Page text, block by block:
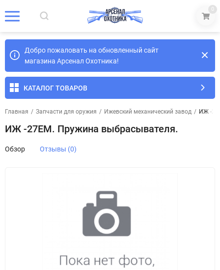
0
Добро пожаловать на обновленный сайт
магазина Арсенал Охотника!
КАТАЛОГ ТОВАРОВ
Главная / Запчасти для оружия / Ижевский механический завод / ИЖ -
ИЖ -27ЕМ. Пружина выбрасывателя.
Обзор Отзывы (0)